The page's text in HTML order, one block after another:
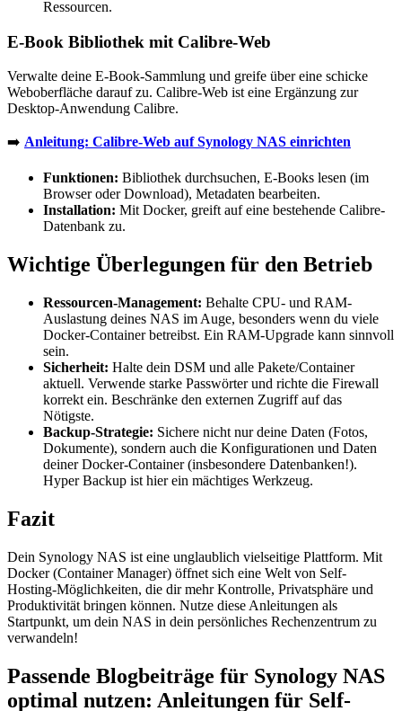
Ressourcen.
E-Book Bibliothek mit Calibre-Web
Verwalte deine E-Book-Sammlung und greife über eine schicke
Weboberfläche darauf zu. Calibre-Web ist eine Ergänzung zur
Desktop-Anwendung Calibre.
➡️ Anleitung: Calibre-Web auf Synology NAS einrichten
Funktionen: Bibliothek durchsuchen, E-Books lesen (im
Browser oder Download), Metadaten bearbeiten.
Installation: Mit Docker, greift auf eine bestehende Calibre-
Datenbank zu.
Wichtige Überlegungen für den Betrieb
Ressourcen-Management: Behalte CPU- und RAM-
Auslastung deines NAS im Auge, besonders wenn du viele
Docker-Container betreibst. Ein RAM-Upgrade kann sinnvoll
sein.
Sicherheit: Halte dein DSM und alle Pakete/Container
aktuell. Verwende starke Passwörter und richte die Firewall
korrekt ein. Beschränke den externen Zugriff auf das
Nötigste.
Backup-Strategie: Sichere nicht nur deine Daten (Fotos,
Dokumente), sondern auch die Konfigurationen und Daten
deiner Docker-Container (insbesondere Datenbanken!).
Hyper Backup ist hier ein mächtiges Werkzeug.
Fazit
Dein Synology NAS ist eine unglaublich vielseitige Plattform. Mit
Docker (Container Manager) öffnet sich eine Welt von Self-
Hosting-Möglichkeiten, die dir mehr Kontrolle, Privatsphäre und
Produktivität bringen können. Nutze diese Anleitungen als
Startpunkt, um dein NAS in dein persönliches Rechenzentrum zu
verwandeln!
Passende Blogbeiträge für Synology NAS
optimal nutzen: Anleitungen für Self-